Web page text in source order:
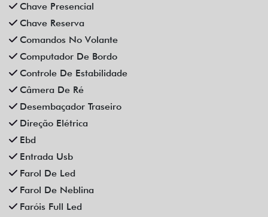
Chave Presencial
Chave Reserva
Comandos No Volante
Computador De Bordo
Controle De Estabilidade
Câmera De Ré
Desembaçador Traseiro
Direção Elétrica
Ebd
Entrada Usb
Farol De Led
Farol De Neblina
Faróis Full Led